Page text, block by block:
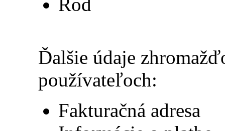
Ďalšie údaje
používateľoch:
Fakturačná adresa